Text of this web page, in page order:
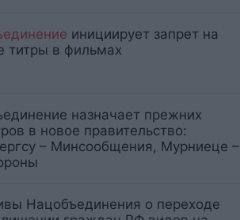
инициирует запрет на
титры в фильмах
назначает прежних
в новое правительство:
– Минсообщения, Мурниеце –
Нацобъединения о переходе